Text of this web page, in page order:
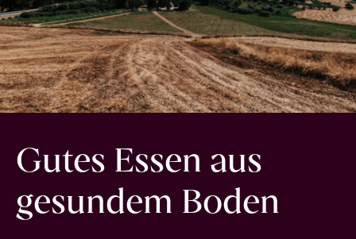
Gutes Essen aus
gesundem Boden